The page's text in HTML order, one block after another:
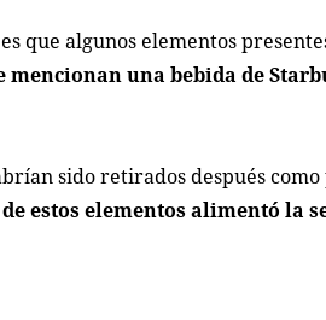
que algunos elementos
mencionan una bebida de
sido retirados después
estos elementos alimentó la